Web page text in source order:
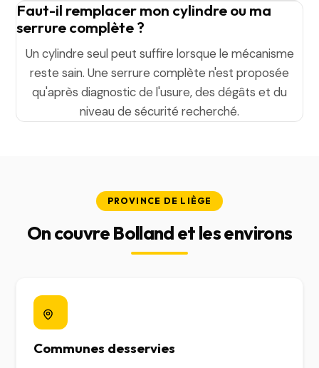
Faut-il remplacer mon cylindre ou ma
serrure complète ?
Un cylindre seul peut suffire lorsque le mécanisme
reste sain. Une serrure complète n'est proposée
qu'après diagnostic de l'usure, des dégâts et du
niveau de sécurité recherché.
PROVINCE DE LIÈGE
On couvre Bolland et les environs
Communes desservies